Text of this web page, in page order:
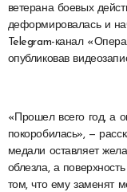
ветерана боевых
деформировалась и
Telegram-канал
опубликовав
«Прошел всего год, а
покоробилась», —
медали оставляет
облезла, а
том, что ему заменят